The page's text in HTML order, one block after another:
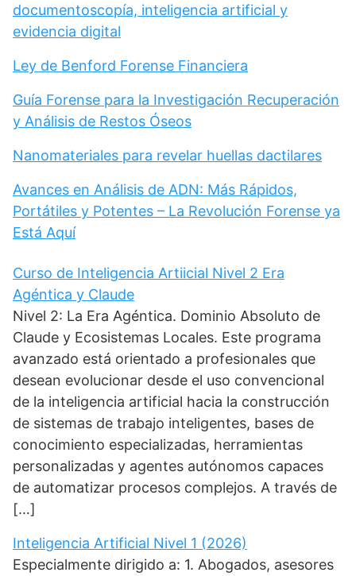
documentoscopía, inteligencia artificial y
evidencia digital
Ley de Benford Forense Financiera
Guía Forense para la Investigación Recuperación
y Análisis de Restos Óseos
Nanomateriales para revelar huellas dactilares
Avances en Análisis de ADN: Más Rápidos,
Portátiles y Potentes – La Revolución Forense ya
Está Aquí
Curso de Inteligencia Artiicial Nivel 2 Era
Agéntica y Claude
Nivel 2: La Era Agéntica. Dominio Absoluto de
Claude y Ecosistemas Locales. Este programa
avanzado está orientado a profesionales que
desean evolucionar desde el uso convencional
de la inteligencia artificial hacia la construcción
de sistemas de trabajo inteligentes, bases de
conocimiento especializadas, herramientas
personalizadas y agentes autónomos capaces
de automatizar procesos complejos. A través de
[…]
Inteligencia Artificial Nivel 1 (2026)
Especialmente dirigido a: 1. Abogados, asesores